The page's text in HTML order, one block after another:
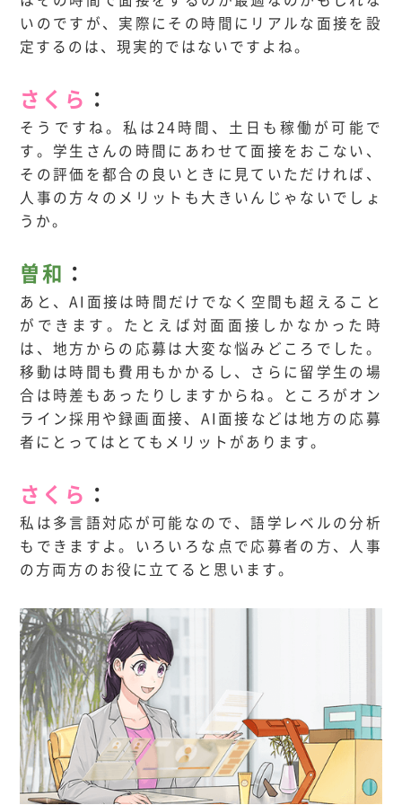
いのですが、実際にその時間にリアルな面接を設
定するのは、現実的ではないですよね。
さくら ：
そうですね。私は24時間、土日も稼働が可能で
す。学生さんの時間にあわせて面接をおこない、
その評価を都合の良いときに見ていただければ、
人事の方々のメリットも大きいんじゃないでしょ
うか。
曽和 ：
あと、AI面接は時間だけでなく空間も超えること
ができます。たとえば対面面接しかなかった時
は、地方からの応募は大変な悩みどころでした。
移動は時間も費用もかかるし、さらに留学生の場
合は時差もあったりしますからね。ところがオン
ライン採用や録画面接、AI面接などは地方の応募
者にとってはとてもメリットがあります。
さくら ：
私は多言語対応が可能なので、語学レベルの分析
もできますよ。いろいろな点で応募者の方、人事
の方両方のお役に立てると思います。